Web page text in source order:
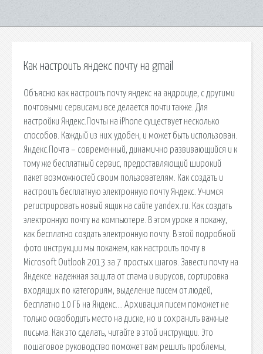
Как настроить яндекс почту на gmail
Объясню как настроить почту яндекс на андроиде, с другими
почтовыми сервисами все делается почти также. Для
настройки Яндекс.Почты на iPhone существует несколько
способов. Каждый из них удобен, и может быть использован.
Яндекс.Почта – современный, динамично развивающийся и к
тому же бесплатный сервис, предоставляющий широкий
пакет возможностей своим пользователям. Как создать и
настроить бесплатную электронную почту Яндекс. Учимся
регистрировать новый ящик на сайте yandex.ru. Как создать
электронную почту на компьютере. В этом уроке я покажу,
как бесплатно создать электронную почту. В этой подробной
фото инструкции мы покажем, как настроить почту в
Microsoft Outlook 2013 за 7 простых шагов. Завести почту на
Яндексе: надежная защита от спама и вирусов, сортировка
входящих по категориям, выделение писем от людей,
бесплатно 10 ГБ на Яндекс…. Архивация писем поможет не
только освободить место на диске, но и сохранить важные
письма. Как это сделать, читайте в этой инструкции. Это
пошаговое руководство поможет вам решить проблемы,